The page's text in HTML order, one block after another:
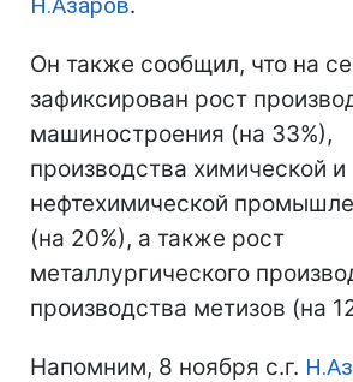
Он также сообщил, что на
зафиксирован рост
машиностроения (на 33%),
производства химической и
нефтехимической
(на 20%), а также рост
металлургического
производства метизов (на
Напомним, 8 ноября с.г.